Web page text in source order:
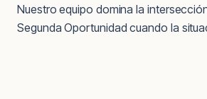
Nuestro equipo domina la
Segunda Oportunidad cuando la